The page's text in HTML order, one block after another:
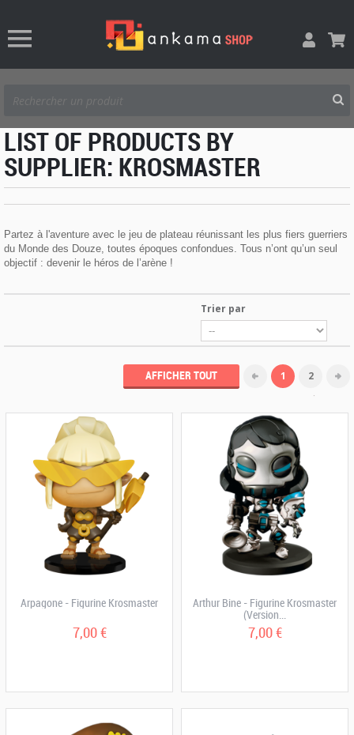
LIST OF PRODUCTS BY
SUPPLIER: KROSMASTER
Partez à l'aventure avec le jeu de plateau réunissant les plus fiers guerriers
du Monde des Douze, toutes époques confondues. Tous n’ont qu’un seul
objectif : devenir le héros de l’arène !
Trier par
1 2
AFFICHER TOUT
Arpagone - Figurine Krosmaster
7,00 €
Arthur Bine - Figurine Krosmaster
(Version...
7,00 €